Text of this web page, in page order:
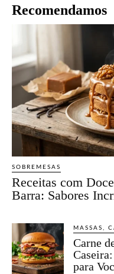
Recomendamos
SOBREMESAS
Receitas com
Barra: Sabores
MASSAS,
Carne
para